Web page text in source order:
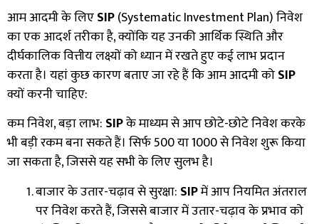
आम आदमी के लिएSIP(Systematic Investment Plan)निवेश
का एक आदर्श तरीका है,क्योंकि यह उनकी आर्थिक स्थिति और
दीर्घकालिक वित्तीय लक्ष्यों को ध्यान में रखते हुए कई लाभ प्रदान
करता है। यहां कुछ कारण बताए जा रहे हैं कि आम आदमी कोSIP
क्यों करनी चाहिए:
कम निवेश,बड़ा लाभ: SIPके माध्यम से आप छोटे-छोटे निवेश करके
भी बड़ी रकम बना सकते हैं। सिर्फ₹500या₹1000से निवेश शुरू किया
जा सकता है,जिससे यह सभी के लिए सुलभ है।
बाजार के उतार-चढ़ाव से सुरक्षा: SIPमें आप नियमित अंतराल
पर निवेश करते हैं,जिससे बाजार में उतार-चढ़ाव के प्रभाव को